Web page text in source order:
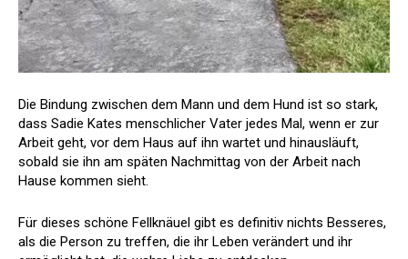
Die Bindung zwischen dem Mann und dem Hund ist so stark,
dass Sadie Kates menschlicher Vater jedes Mal, wenn er zur
Arbeit geht, vor dem Haus auf ihn wartet und hinausläuft,
sobald sie ihn am späten Nachmittag von der Arbeit nach
Hause kommen sieht.
Für dieses schöne Fellknäuel gibt es definitiv nichts Besseres,
als die Person zu treffen, die ihr Leben verändert und ihr